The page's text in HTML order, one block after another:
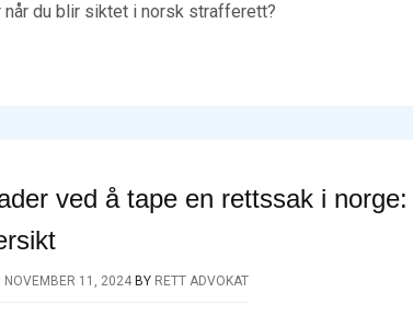
når du blir siktet i norsk strafferett?
ved å tape en rettssak i norge:
NOVEMBER 11, 2024BY RETT ADVOKAT